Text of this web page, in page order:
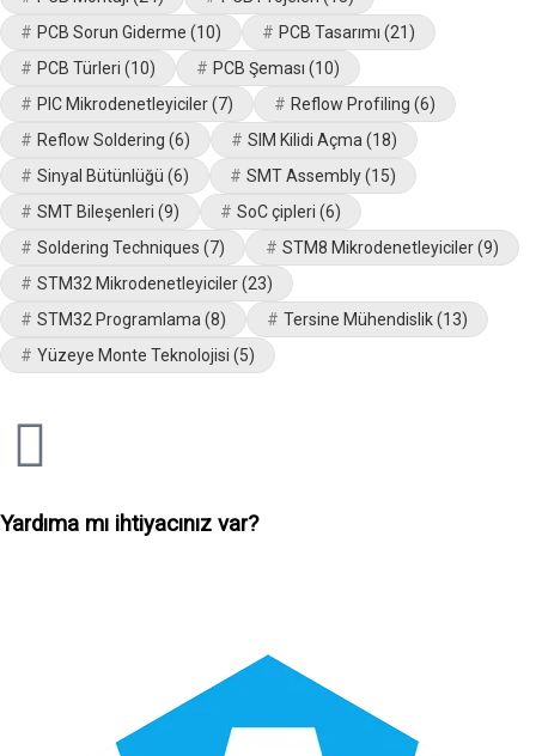
PCB Sorun Giderme (10) PCB Tasarımı (21)
PCB Türleri (10) PCB Şeması (10)
PIC Mikrodenetleyiciler(7) Reflow Profiling (6)
Reflow Soldering (6) SIM Kilidi Açma (18)
Sinyal Bütünlüğü (6) SMT Assembly(15)
SMT Bileşenleri (9) SoC çipleri (6)
Soldering Techniques (7) STM8 Mikrodenetleyiciler(9)
STM32 Mikrodenetleyiciler(23)
STM32 Programlama (8) Tersine Mühendislik(13)
Yüzeye Monte Teknolojisi (5)
Yardıma mı ihtiyacınız var?